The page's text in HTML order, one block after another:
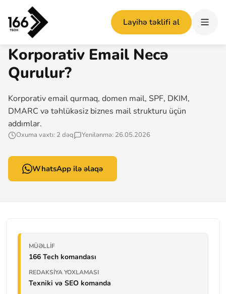
Layihə təklifi al
Ana səhifə/ Korporativ Email Necə Qurulur?
166 TECH MƏQALƏ
Korporativ Email Necə
Qurulur?
Korporativ email qurmaq, domen mail, SPF, DKIM,
DMARC və təhlükəsiz biznes mail strukturu üçün
addımlar.
Oxuma vaxtı: 2 dəq Yenilənmə: 26.05.2026
WhatsApp ilə əlaqə
MÜƏLLIF
166 Tech komandası
REDAKSIYA YOXLAMASI
Texniki və SEO komanda